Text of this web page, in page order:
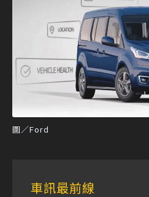
圖／Ford
車訊最前線